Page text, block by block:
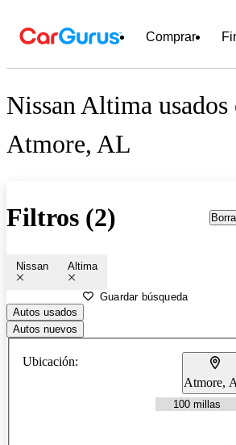
Comprar
Nissan Altima usados
Atmore, AL
Filtros (2)
Nissan Altima
Guardar búsqueda
Autos usados
Autos nuevos
Ubicación:
Atmore,